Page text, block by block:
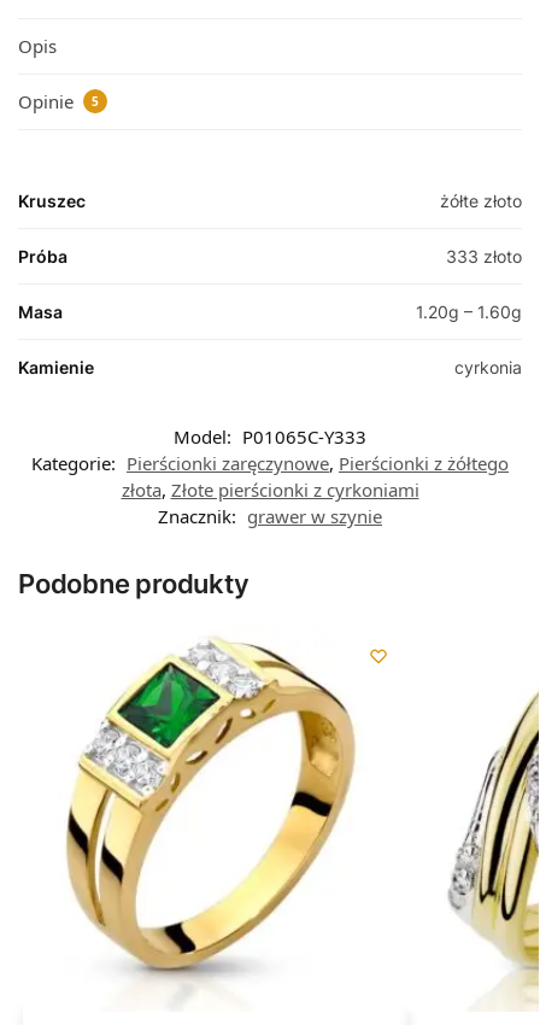
Opis
Opinie 5
Kruszec żółte złoto
Próba 333 złoto
Masa 1.20g – 1.60g
Kamienie cyrkonia
Model: P01065C-Y333
Kategorie: Pierścionki zaręczynowe, Pierścionki z żółtego
złota, Złote pierścionki z cyrkoniami
Znacznik: grawer w szynie
Podobne produkty